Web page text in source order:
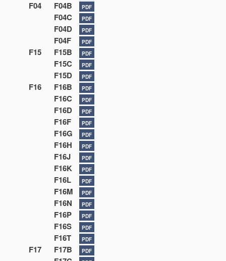
F04 F04B PDF
F04C PDF
F04D PDF
F04F PDF
F15 F15B PDF
F15C PDF
F15D PDF
F16 F16B PDF
F16C PDF
F16D PDF
F16F PDF
F16G PDF
F16H PDF
F16J PDF
F16K PDF
F16L PDF
F16M PDF
F16N PDF
F16P PDF
F16S PDF
F16T PDF
F17 F17B PDF